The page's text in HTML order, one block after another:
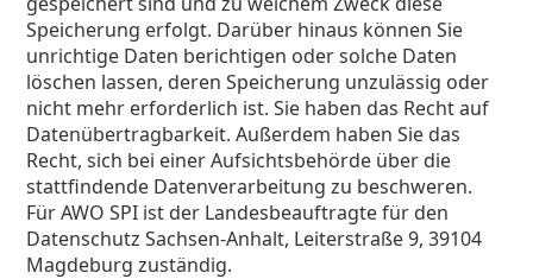
Speicherung erfolgt. Darüber hinaus können Sie
unrichtige Daten berichtigen oder solche Daten
löschen lassen, deren Speicherung unzulässig oder
nicht mehr erforderlich ist. Sie haben das Recht auf
Datenübertragbarkeit. Außerdem haben Sie das
Recht, sich bei einer Aufsichtsbehörde über die
stattfindende Datenverarbeitung zu beschweren.
Für AWO SPI ist der Landesbeauftragte für den
Datenschutz Sachsen-Anhalt, Leiterstraße 9, 39104
Magdeburg zuständig.